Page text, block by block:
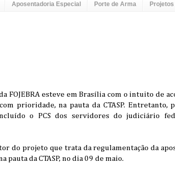
Aposentadoria Especial Porte de Arma
esteve em Brasília com o intuito de
prioridade, na pauta da CTASP. Entretanto,
o PCS dos servidores do judiciário
do projeto que trata da regulamentação da
da CTASP, no dia 09 de maio.